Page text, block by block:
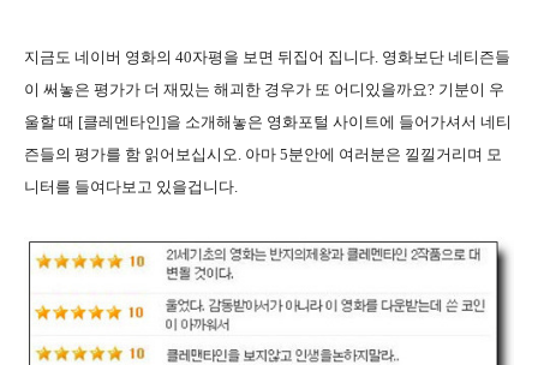
지금도 네이버 영화의 40자평을 보면 뒤집어 집니다. 영화보단 네티즌들
이 써놓은 평가가 더 재밌는 해괴한 경우가 또 어디있을까요? 기분이 우
울할 때 [클레멘타인]을 소개해놓은 영화포털 사이트에 들어가셔서 네티
즌들의 평가를 함 읽어보십시오. 아마 5분안에 여러분은 낄낄거리며 모
니터를 들여다보고 있을겁니다.